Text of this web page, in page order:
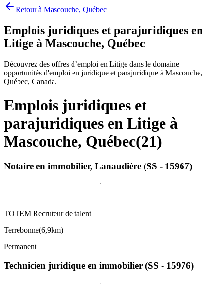
Retour à Mascouche, Québec
Emplois juridiques et parajuridiques en
Litige à Mascouche, Québec
Découvrez des offres d’emploi en Litige dans le domaine
opportunités d'emploi en juridique et parajuridique à Mascouche,
Québec, Canada.
Emplois juridiques et
parajuridiques en Litige à
Mascouche, Québec(21)
Notaire en immobilier, Lanaudière (SS - 15967)
TOTEM Recruteur de talent
Terrebonne(6,9km)
Permanent
Technicien juridique en immobilier (SS - 15976)